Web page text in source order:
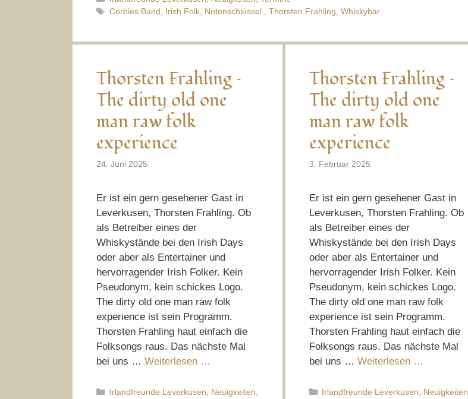
Schlagwörter
Corbies Band Irish Folk, Notenschlüssel. Thorsten Frahling Whiskybar
Thorsten Frahling –
The dirty old one
man raw folk
experience
24. Juni 2025
Er ist ein gern gesehener Gast in
Leverkusen, Thorsten Frahling. Ob
als Betreiber eines der
Whiskystände bei den Irish Days
oder aber als Entertainer und
hervorragender Irish Folker. Kein
Pseudonym, kein schickes Logo.
The dirty old one man raw folk
experience ist sein Programm.
Thorsten Frahling haut einfach die
Folksongs raus. Das nächste Mal
bei uns … Weiterlesen …
Kategorien
Irlandfreunde Leverkusen, Neuigkeiten,
Thorsten Frahling –
The dirty old one
man raw folk
experience
3. Februar 2025
Er ist ein gern gesehener Gast in
Leverkusen, Thorsten Frahling. Ob
als Betreiber eines der
Whiskystände bei den Irish Days
oder aber als Entertainer und
hervorragender Irish Folker. Kein
Pseudonym, kein schickes Logo.
The dirty old one man raw folk
experience ist sein Programm.
Thorsten Frahling haut einfach die
Folksongs raus. Das nächste Mal
bei uns … Weiterlesen …
Kategorien
Irlandfreunde Leverkusen, Neuigkeiten